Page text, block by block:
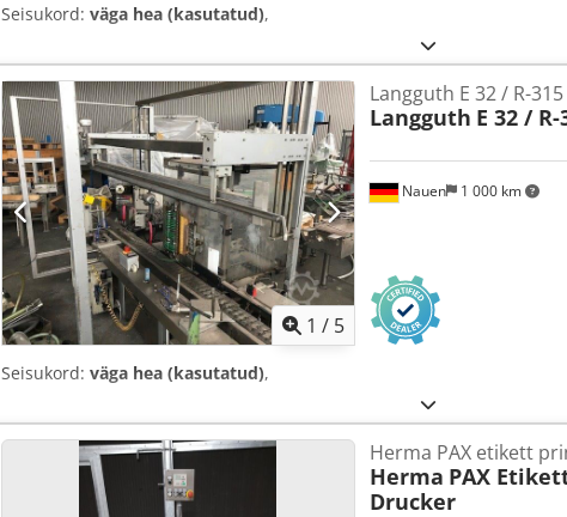
Seisukord: väga hea (kasutatud),
1 / 5
Nauen 1 000 km
Langguth E 32 / R-
Langguth E 32 /
Seisukord: väga hea (kasutatud),
Herma PAX etikett
Herma PAX
Drucker